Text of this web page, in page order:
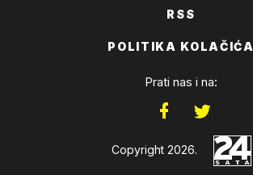
RSS
POLITIKA KOLAČIĆA
Prati nas i na:
Copyright 2026.